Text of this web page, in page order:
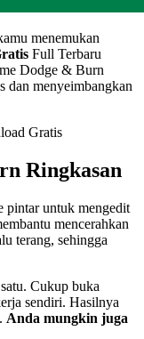
menemukan
Full Terbaru
Dodge & Burn
dan menyeimbangkan
Ringkasan
pintar untuk mengedit
mencerahkan
terang, sehingga
Cukup buka
sendiri. Hasilnya
Anda mungkin juga